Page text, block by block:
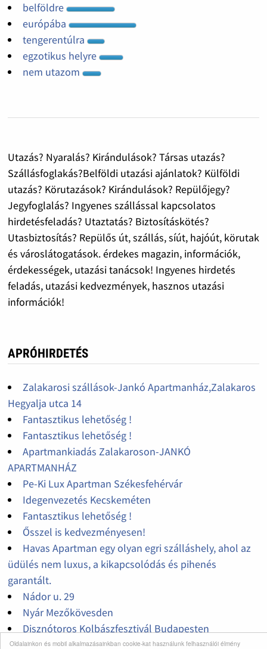
Oldalainkon és mobil alkalmazásainkban cookie-kat használunk felhasználói élmény
belföldre
európába
tengerentúlra
egzotikus helyre
nem utazom
Utazás? Nyaralás? Kirándulások? Társas utazás?
Szállásfoglakás?Belföldi utazási ajánlatok? Külföldi
utazás? Körutazások? Kirándulások? Repülőjegy?
Jegyfoglalás? Ingyenes szállással kapcsolatos
hirdetésfeladás? Utaztatás? Biztosításkötés?
Utasbiztosítás? Repülős út, szállás, síút, hajóút, körutak
és városlátogatások. érdekes magazin, információk,
érdekességek, utazási tanácsok! Ingyenes hirdetés
feladás, utazási kedvezmények, hasznos utazási
információk!
APRÓHIRDETÉS
Zalakarosi szállások-Jankó Apartmanház,Zalakaros
Hegyalja utca 14
Fantasztikus lehetőség !
Fantasztikus lehetőség !
Apartmankiadás Zalakaroson-JANKÓ
APARTMANHÁZ
Pe-Ki Lux Apartman Székesfehérvár
Idegenvezetés Kecskeméten
Fantasztikus lehetőség !
Ősszel is kedvezményesen!
Havas Apartman egy olyan egri szálláshely, ahol az
üdülés nem luxus, a kikapcsolódás és pihenés
garantált.
Nádor u. 29
Nyár Mezőkövesden
Disznótoros Kolbászfesztivál Budapesten
Fantasztikus lehetőség !